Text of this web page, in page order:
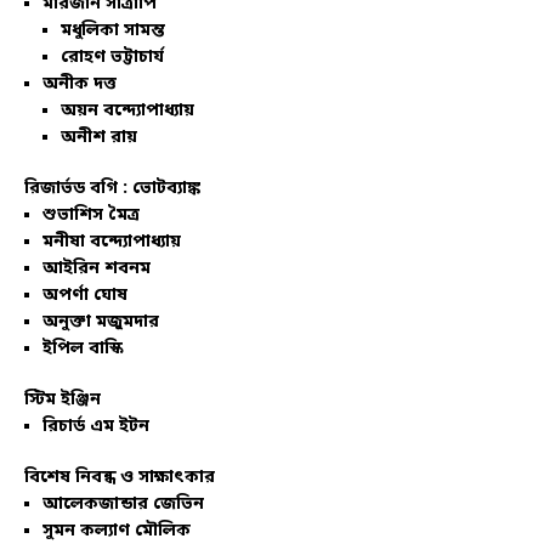
মধুলিকা সামন্ত
রোহণ ভট্টাচার্য
অনীক দত্ত
অয়ন বন্দ্যোপাধ্যায়
অনীশ রায়
রিজার্ভড বগি : ভোটব্যাঙ্ক
শুভাশিস মৈত্র
মনীষা বন্দ্যোপাধ্যায়
আইরিন শবনম
অপর্ণা ঘোষ
অনুক্তা মজুমদার
ইপিল বাস্কি
স্টিম ইঞ্জিন
রিচার্ড এম ইটন
বিশেষ নিবন্ধ ও সাক্ষাৎকার
আলেকজান্ডার জেভিন
সুমন কল্যাণ মৌলিক